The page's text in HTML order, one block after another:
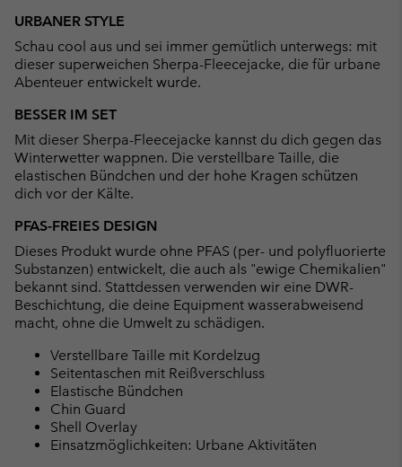
URBANER STYLE
Schau cool aus und sei immer gemütlich unterwegs: mit
dieser superweichen Sherpa-Fleecejacke, die für urbane
Abenteuer entwickelt wurde.
BESSER IM SET
Mit dieser Sherpa-Fleecejacke kannst du dich gegen das
Winterwetter wappnen. Die verstellbare Taille, die
elastischen Bündchen und der hohe Kragen schützen
dich vor der Kälte.
PFAS-FREIES DESIGN
Dieses Produkt wurde ohne PFAS (per- und polyfluorierte
Substanzen) entwickelt, die auch als "ewige Chemikalien"
bekannt sind. Stattdessen verwenden wir eine DWR-
Beschichtung, die deine Equipment wasserabweisend
macht, ohne die Umwelt zu schädigen.
Verstellbare Taille mit Kordelzug
Seitentaschen mit Reißverschluss
Elastische Bündchen
Chin Guard
Shell Overlay
Einsatzmöglichkeiten: Urbane Aktivitäten